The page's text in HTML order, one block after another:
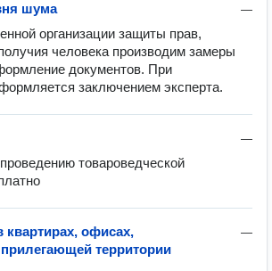
—
шума
организации защиты прав,
человека производим замеры
документов. При
заключением эксперта.
—
товароведческой
—
офисах,
территории